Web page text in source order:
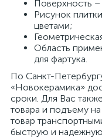
Поверхность –
Рисунок
цветами;
Область
для фартука.
По Санкт-
«Новокерамика»
сроки. Для Вас
товара и подъему
товар
быструю и надежную